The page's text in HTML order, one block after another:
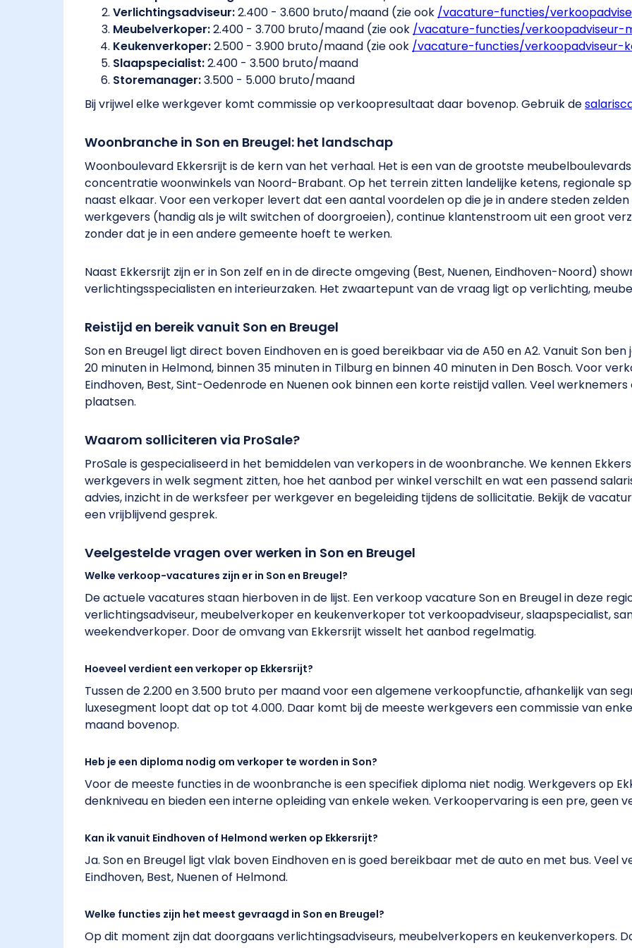
Verlichtingsadviseur:2.400 - 3.600 bruto/maand (zie ook /vacature-functies/
Meubelverkoper:2.400 - 3.700 bruto/maand (zie ook /vacature-functies/verkoopadviseur-
Keukenverkoper:2.500 - 3.900 bruto/maand (zie ook /vacature-functies/verkoopadviseur-
Slaapspecialist:2.400 - 3.500 bruto/maand
Storemanager:3.500 - 5.000 bruto/maand
Bij vrijwel elke werkgever komt commissie op verkoopresultaat daar bovenop. Gebruik de
Woonbranche in Son en Breugel: het landschap
Woonboulevard Ekkersrijt is de kern van het verhaal. Het is een van de grootste
concentratie woonwinkels van Noord-Brabant. Op het terrein zitten landelijke ketens, regionale
naast elkaar. Voor een verkoper levert dat een aantal voordelen op die je in andere steden
werkgevers (handig als je wilt switchen of doorgroeien), continue klantenstroom uit een groot
zonder dat je in een andere gemeente hoeft te werken.
Naast Ekkersrijt zijn er in Son zelf en in de directe omgeving (Best, Nuenen, Eindhoven-Noord)
verlichtingsspecialisten en interieurzaken. Het zwaartepunt van de vraag ligt op verlichting,
Reistijd en bereik vanuit Son en Breugel
Son en Breugel ligt direct boven Eindhoven en is goed bereikbaar via de A50 en A2. Vanuit Son ben
20 minuten in Helmond, binnen 35 minuten in Tilburg en binnen 40 minuten in Den Bosch. Voor
Eindhoven, Best, Sint-Oedenrode en Nuenen ook binnen een korte reistijd vallen. Veel
plaatsen.
Waarom solliciteren via ProSale?
ProSale is gespecialiseerd in het bemiddelen van verkopers in de woonbranche. We kennen
werkgevers in welk segment zitten, hoe het aanbod per winkel verschilt en wat een passend
advies, inzicht in de werksfeer per werkgever en begeleiding tijdens de sollicitatie. Bekijk de
een vrijblijvend gesprek.
Veelgestelde vragen over werken in Son en Breugel
Welke verkoop-vacatures zijn er in Son en Breugel?
De actuele vacatures staan hierboven in de lijst. Een verkoop vacature Son en Breugel in deze
verlichtingsadviseur, meubelverkoper en keukenverkoper tot verkoopadviseur, slaapspecialist,
weekendverkoper. Door de omvang van Ekkersrijt wisselt het aanbod regelmatig.
Hoeveel verdient een verkoper op Ekkersrijt?
Tussen de 2.200 en 3.500 bruto per maand voor een algemene verkoopfunctie, afhankelijk van
luxesegment loopt dat op tot 4.000. Daar komt bij de meeste werkgevers een commissie van
maand bovenop.
Heb je een diploma nodig om verkoper te worden in Son?
Voor de meeste functies in de woonbranche is een specifiek diploma niet nodig. Werkgevers op
denkniveau en bieden een interne opleiding van enkele weken. Verkoopervaring is een pre, geen
Kan ik vanuit Eindhoven of Helmond werken op Ekkersrijt?
Ja. Son en Breugel ligt vlak boven Eindhoven en is goed bereikbaar met de auto en met bus. Veel
Eindhoven, Best, Nuenen of Helmond.
Welke functies zijn het meest gevraagd in Son en Breugel?
Op dit moment zijn dat doorgaans verlichtingsadviseurs, meubelverkopers en keukenverkopers.